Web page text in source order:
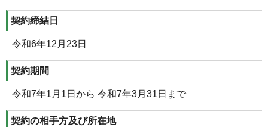
契約締結日
令和6年12月23日
契約期間
令和7年1月1日から 令和7年3月31日まで
契約の相手方及び所在地